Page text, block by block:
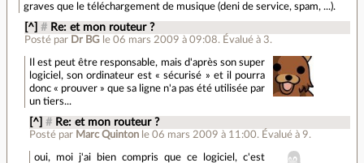
graves que le téléchargement de musique (deni de service, spam, ...).
[^] # Re: et mon routeur ?
Posté par Dr BG le 06 mars 2009 à 09:08. Évalué à 3.
Il est peut être responsable, mais d'après son super
logiciel, son ordinateur est « sécurisé » et il pourra
donc « prouver » que sa ligne n'a pas été utilisée par
un tiers...
[^] # Re: et mon routeur ?
Posté par Marc Quinton le 06 mars 2009 à 11:00. Évalué à9.
oui, moi j'ai bien compris que ce logiciel, c'est